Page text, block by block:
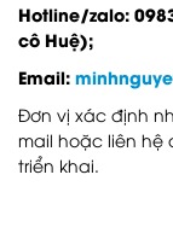
Hotline/zalo:
cô Huệ);
Email:
Đơn vị xác định
mail hoặc liên hệ
triển khai.